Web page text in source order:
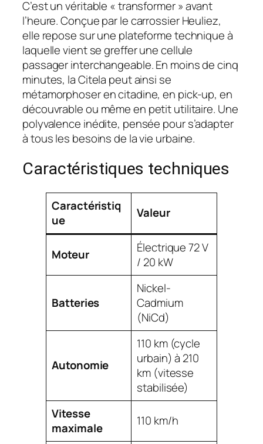
C’est un véritable « transformer » avant
l’heure. Conçue par le carrossier Heuliez,
elle repose sur une plateforme technique à
laquelle vient se greffer une cellule
passager interchangeable. En moins de cinq
minutes, la Citela peut ainsi se
métamorphoser en citadine, en pick-up, en
découvrable ou même en petit utilitaire. Une
polyvalence inédite, pensée pour s’adapter
à tous les besoins de la vie urbaine.
Caractéristiques techniques
Caractéristiq
ue
Valeur
Moteur
Électrique 72 V
/ 20 kW
Batteries
Nickel-
Cadmium
(NiCd)
Autonomie
110 km (cycle
urbain) à 210
km (vitesse
stabilisée)
Vitesse
maximale
110 km/h